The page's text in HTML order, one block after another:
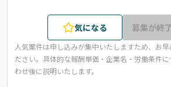
気になる 募集が終
人気案件は申し込みが集中いたしますため、お
ださい。 具体的な報酬単価・企業名・労働条件
わせ後に説明いたします。